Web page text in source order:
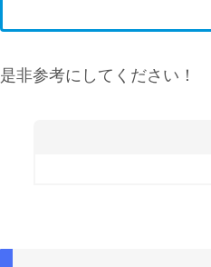
是非参考にしてください！